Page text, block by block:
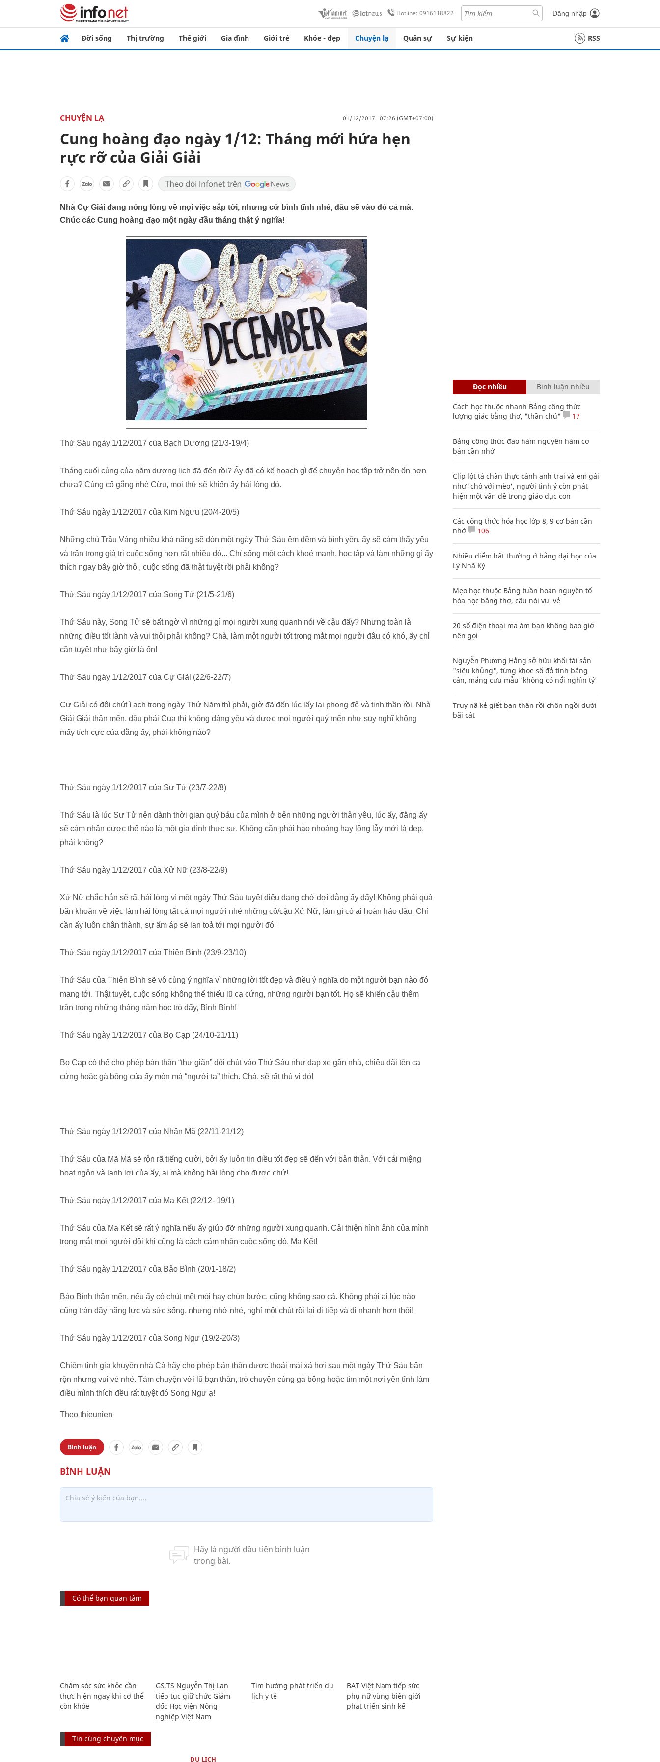
Hotline: 0916118822 Đăng nhập
Đời sống Thị trường Thế giới Gia đình Giới trẻ Khỏe - đẹp Chuyện lạ Quân sự Sự kiện RSS
CHUYỆN LẠ 01/12/2017 07:26 (GMT+07:00)
Cung hoàng đạo ngày 1/12: Tháng mới hứa hẹn
rực rỡ của Giải Giải
Nhà Cự Giải đang nóng lòng về mọi việc sắp tới, nhưng cứ bình tĩnh nhé, đâu sẽ vào đó cả mà.
Chúc các Cung hoàng đạo một ngày đầu tháng thật ý nghĩa!
Thứ Sáu ngày 1/12/2017 của Bạch Dương (21/3-19/4)
Tháng cuối cùng của năm dương lịch đã đến rồi? Ấy đã có kế hoạch gì để chuyện học tập trở nên ổn hơn
chưa? Cùng cố gắng nhé Cừu, mọi thứ sẽ khiến ấy hài lòng đó.
Thứ Sáu ngày 1/12/2017 của Kim Ngưu (20/4-20/5)
Những chú Trâu Vàng nhiều khả năng sẽ đón một ngày Thứ Sáu êm đềm và bình yên, ấy sẽ cảm thấy yêu
và trân trọng giá trị cuộc sống hơn rất nhiều đó... Chỉ sống một cách khoẻ mạnh, học tập và làm những gì ấy
thích ngay bây giờ thôi, cuộc sống đã thật tuyệt rồi phải không?
Thứ Sáu ngày 1/12/2017 của Song Tử (21/5-21/6)
Thứ Sáu này, Song Tử sẽ bất ngờ vì những gì mọi người xung quanh nói về cậu đấy? Nhưng toàn là
những điều tốt lành và vui thôi phải không? Chà, làm một người tốt trong mắt mọi người đâu có khó, ấy chỉ
cần tuyệt như bây giờ là ổn!
Thứ Sáu ngày 1/12/2017 của Cự Giải (22/6-22/7)
Cự Giải có đôi chút ì ạch trong ngày Thứ Năm thì phải, giờ đã đến lúc lấy lại phong độ và tinh thần rồi. Nhà
Giải Giải thân mến, đâu phải Cua thì không đáng yêu và được mọi người quý mến như suy nghĩ không
mấy tích cực của đằng ấy, phải không nào?
Thứ Sáu ngày 1/12/2017 của Sư Tử (23/7-22/8)
Thứ Sáu là lúc Sư Tử nên dành thời gian quý báu của mình ở bên những người thân yêu, lúc ấy, đằng ấy
sẽ cảm nhận được thế nào là một gia đình thực sự. Không cần phải hào nhoáng hay lộng lẫy mới là đẹp,
phải không?
Thứ Sáu ngày 1/12/2017 của Xử Nữ (23/8-22/9)
Xử Nữ chắc hẳn sẽ rất hài lòng vì một ngày Thứ Sáu tuyệt diệu đang chờ đợi đằng ấy đấy! Không phải quá
băn khoăn về việc làm hài lòng tất cả mọi người nhé những cô/cậu Xử Nữ, làm gì có ai hoàn hảo đâu. Chỉ
cần ấy luôn chân thành, sự ấm áp sẽ lan toả tới mọi người đó!
Thứ Sáu ngày 1/12/2017 của Thiên Bình (23/9-23/10)
Thứ Sáu của Thiên Bình sẽ vô cùng ý nghĩa vì những lời tốt đẹp và điều ý nghĩa do một người bạn nào đó
mang tới. Thật tuyệt, cuộc sống không thể thiếu lũ cạ cứng, những người bạn tốt. Họ sẽ khiến cậu thêm
trân trọng những tháng năm học trò đấy, Bình Bình!
Thứ Sáu ngày 1/12/2017 của Bọ Cạp (24/10-21/11)
Bọ Cạp có thể cho phép bản thân “thư giãn” đôi chút vào Thứ Sáu như đạp xe gần nhà, chiêu đãi tên cạ
cứng hoặc gà bông của ấy món mà “người ta” thích. Chà, sẽ rất thú vị đó!
Thứ Sáu ngày 1/12/2017 của Nhân Mã (22/11-21/12)
Thứ Sáu của Mã Mã sẽ rộn rã tiếng cười, bởi ấy luôn tin điều tốt đẹp sẽ đến với bản thân. Với cái miệng
hoạt ngôn và lanh lợi của ấy, ai mà không hài lòng cho được chứ!
Thứ Sáu ngày 1/12/2017 của Ma Kết (22/12- 19/1)
Thứ Sáu của Ma Kết sẽ rất ý nghĩa nếu ấy giúp đỡ những người xung quanh. Cải thiện hình ảnh của mình
trong mắt mọi người đôi khi cũng là cách cảm nhận cuộc sống đó, Ma Kết!
Thứ Sáu ngày 1/12/2017 của Bảo Bình (20/1-18/2)
Bảo Bình thân mến, nếu ấy có chút mệt mỏi hay chùn bước, cũng không sao cả. Không phải ai lúc nào
cũng tràn đầy năng lực và sức sống, nhưng nhớ nhé, nghỉ một chút rồi lại đi tiếp và đi nhanh hơn thôi!
Thứ Sáu ngày 1/12/2017 của Song Ngư (19/2-20/3)
Chiêm tinh gia khuyên nhà Cá hãy cho phép bản thân được thoải mái xả hơi sau một ngày Thứ Sáu bận
rộn nhưng vui vẻ nhé. Tám chuyện với lũ bạn thân, trò chuyện cùng gà bông hoặc tìm một nơi yên tĩnh làm
điều mình thích đều rất tuyệt đó Song Ngư ạ!
Theo thieunien
Bình luận
Có thể bạn quan tâm
Chăm sóc sức khỏe cần
thực hiện ngay khi cơ thể
còn khỏe
GS.TS Nguyễn Thị Lan
tiếp tục giữ chức Giám
đốc Học viện Nông
nghiệp Việt Nam
Tìm hướng phát triển du
lịch y tế
BAT Việt Nam tiếp sức
phụ nữ vùng biên giới
phát triển sinh kế
Tin cùng chuyên mục
DU LỊCH
Đọc nhiều Bình luận nhiều
Cách học thuộc nhanh Bảng công thức
lượng giác bằng thơ, "thần chú"
17
Bảng công thức đạo hàm nguyên hàm cơ
bản cần nhớ
Clip lột tả chân thực cảnh anh trai và em gái
như 'chó với mèo', người tinh ý còn phát
hiện một vấn đề trong giáo dục con
Các công thức hóa học lớp 8, 9 cơ bản cần
nhớ
106
Nhiều điểm bất thường ở bằng đại học của
Lý Nhã Kỳ
Mẹo học thuộc Bảng tuần hoàn nguyên tố
hóa học bằng thơ, câu nói vui vẻ
20 số điện thoại ma ám bạn không bao giờ
nên gọi
Nguyễn Phương Hằng sở hữu khối tài sản
"siêu khủng", từng khoe sổ đỏ tính bằng
cân, mắng cựu mẫu 'không có nổi nghìn tỷ'
Truy nã kẻ giết bạn thân rồi chôn ngồi dưới
bãi cát